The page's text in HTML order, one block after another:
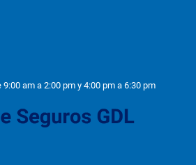
am a 2:00 pm y 4:00 pm a 6:30 pm